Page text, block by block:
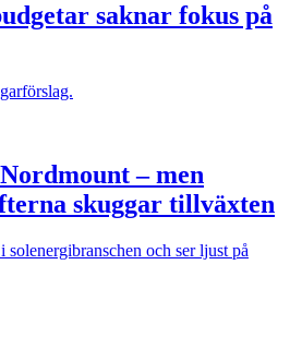
saknar fokus på
– men
skuggar tillväxten
och ser ljust på